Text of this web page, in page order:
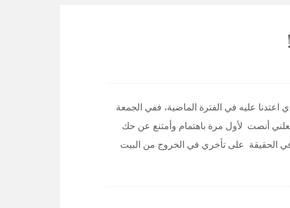
عليه في الفترة الماضية، ففي الجمعة
أنصت لأول مرة باهتمام وأمتنع عن حك
على تأخري في الخروج من البيت